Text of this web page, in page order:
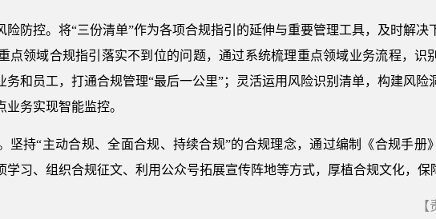
险防控。将“三份清单”作为各项合规指引的延伸与重要管理工具，及时解决
点领域合规指引落实不到位的问题，通过系统梳理重点领域业务流程，识
和员工，打通合规管理“最后一公里”；灵活运用风险识别清单，构建风险
务实现智能监控。
坚持“主动合规、全面合规、持续合规”的合规理念，通过编制《合规手册
习、组织合规征文、利用公众号拓展宣传阵地等方式，厚植合规文化，保